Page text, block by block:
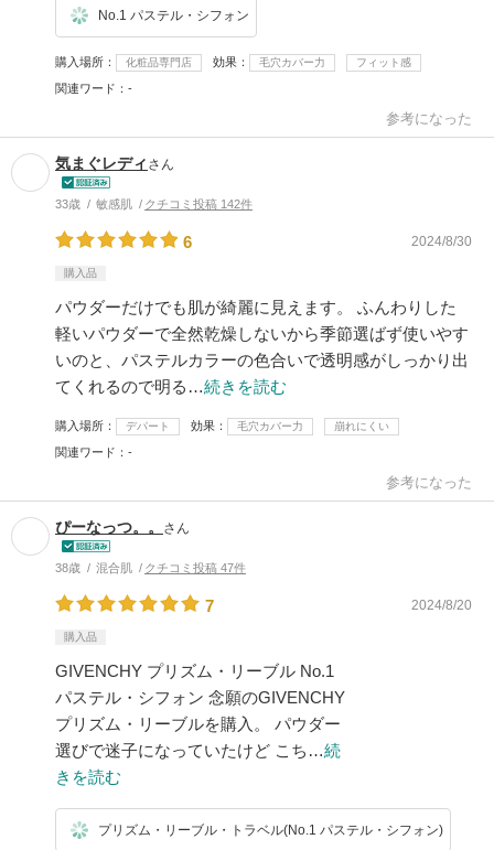
No.1 パステル・シフォン
購入場所 化粧品専門店 効果 毛穴カバー力 フィット感
関連ワード -
参考になった
気まぐレディ さん
33歳 敏感肌 クチコミ投稿 142件
6 2024/8/30
購入品
パウダーだけでも肌が綺麗に見えます。 ふんわりした
軽いパウダーで全然乾燥しないから季節選ばず使いやす
いのと、パステルカラーの色合いで透明感がしっかり出
てくれるので明る…続きを読む
購入場所 デパート 効果 毛穴カバー力 崩れにくい
関連ワード -
参考になった
ぴーなっつ。。 さん
38歳 混合肌 クチコミ投稿 47件
7 2024/8/20
購入品
GIVENCHY プリズム・リーブル No.1
パステル・シフォン 念願のGIVENCHY
プリズム・リーブルを購入。 パウダー
選びで迷子になっていたけど こち…続
きを読む
プリズム・リーブル・トラベル(No.1 パステル・シフォン)